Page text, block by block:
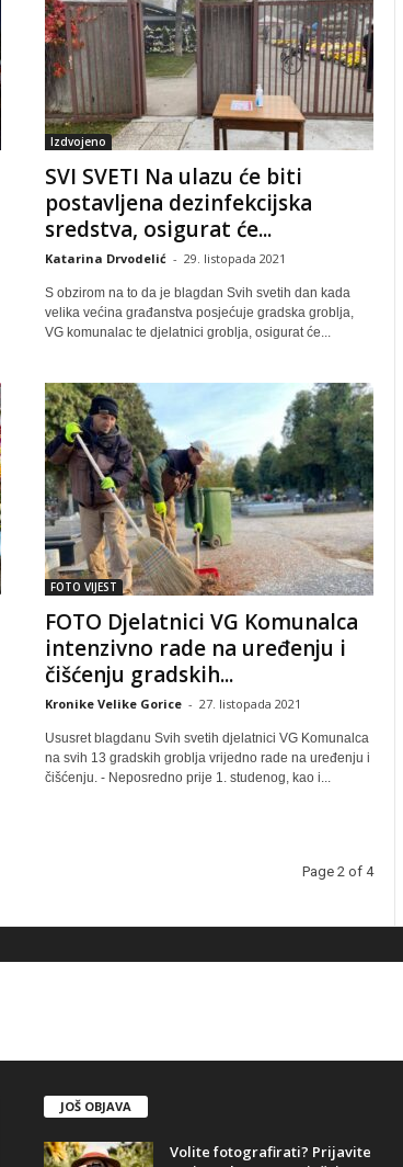
Izdvojeno
SVI SVETI Na ulazu će biti
postavljena dezinfekcijska
sredstva, osigurat će...
Katarina Drvodelić - 29. listopada 2021
S obzirom na to da je blagdan Svih svetih dan kada
velika većina građanstva posjećuje gradska groblja,
VG komunalac te djelatnici groblja, osigurat će...
FOTO VIJEST
FOTO Djelatnici VG Komunalca
intenzivno rade na uređenju i
čišćenju gradskih...
Kronike Velike Gorice - 27. listopada 2021
Ususret blagdanu Svih svetih djelatnici VG Komunalca
na svih 13 gradskih groblja vrijedno rade na uređenju i
čišćenju. - Neposredno prije 1. studenog, kao i...
Page 2 of 4
JOŠ OBJAVA
Volite fotografirati? Prijavite